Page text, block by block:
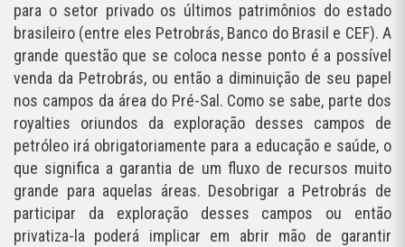
para o setor privado os últimos patrimônios do estado
brasileiro (entre eles Petrobrás, Banco do Brasil e CEF). A
grande questão que se coloca nesse ponto é a possível
venda da Petrobrás, ou então a diminuição de seu papel
nos campos da área do Pré-Sal. Como se sabe, parte dos
royalties oriundos da exploração desses campos de
petróleo irá obrigatoriamente para a educação e saúde, o
que significa a garantia de um fluxo de recursos muito
grande para aquelas áreas. Desobrigar a Petrobrás de
participar da exploração desses campos ou então
privatiza-la poderá implicar em abrir mão de garantir